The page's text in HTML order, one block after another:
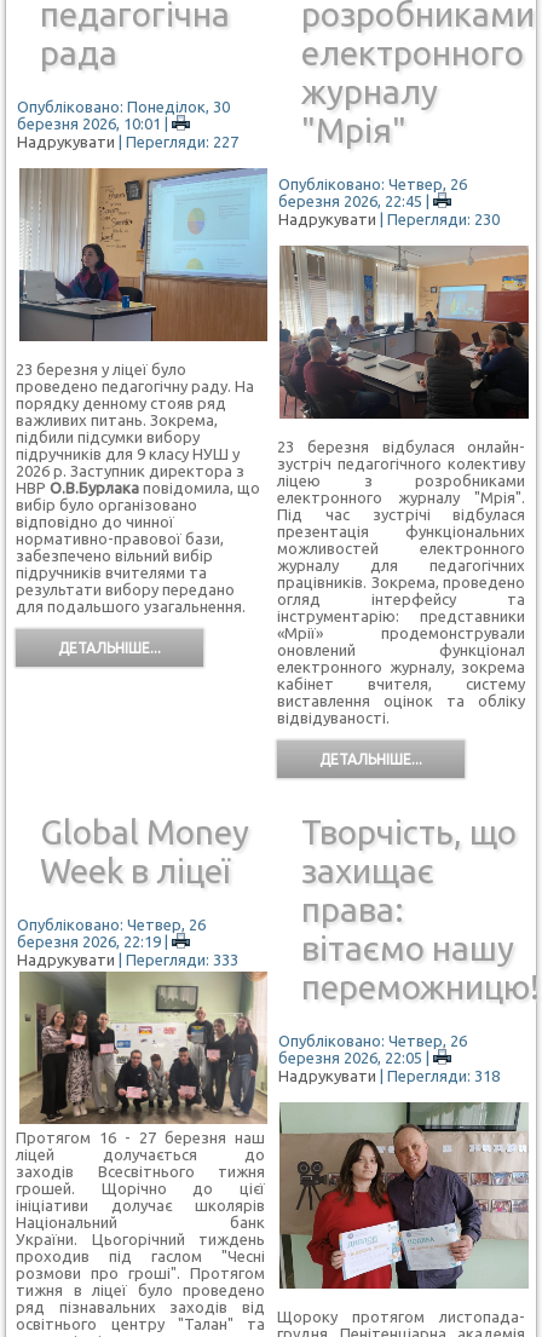
педагогічна
рада
Опубліковано: Понеділок, 30
березня 2026, 10:01 |
Надрукувати | Перегляди: 227
23 березня у ліцеї було
проведено педагогічну раду. На
порядку денному стояв ряд
важливих питань. Зокрема,
підбили підсумки вибору
підручників для 9 класу НУШ у
2026 р. Заступник директора з
НВРО.В.Бурлака повідомила, що
вибір було організовано
відповідно до чинної
нормативно-правової бази,
забезпечено вільний вибір
підручників вчителями та
результати вибору передано
для подальшого узагальнення.
ДЕТАЛЬНІШЕ...
розробниками
електронного
журналу
"Мрія"
Опубліковано: Четвер, 26
березня 2026, 22:45 |
Надрукувати | Перегляди: 230
23 березня відбулася онлайн-
зустріч педагогічного колективу
ліцею з розробниками
електронного журналу "Мрія".
Під час зустрічі відбулася
презентація функціональних
можливостей електронного
журналу для педагогічних
працівників. Зокрема, проведено
огляд інтерфейсу та
інструментарію: представники
«Мрії» продемонстрували
оновлений функціонал
електронного журналу, зокрема
кабінет вчителя, систему
виставлення оцінок та обліку
відвідуваності.
ДЕТАЛЬНІШЕ...
Global Money
Week в ліцеї
Опубліковано: Четвер, 26
березня 2026, 22:19 |
Надрукувати | Перегляди: 333
Протягом 16 - 27 березня наш
ліцей долучається до
заходів Всесвітнього тижня
грошей. Щорічно до цієї
ініціативи долучає школярів
Національний банк
України. Цьогорічний тиждень
проходив під гаслом "Чесні
розмови про гроші". Протягом
тижня в ліцеї було проведено
ряд пізнавальних заходів від
освітнього центру "Талан" та
Творчість, що
захищає
права:
вітаємо нашу
переможницю!
Опубліковано: Четвер, 26
березня 2026, 22:05 |
Надрукувати | Перегляди: 318
Щороку протягом листопада-
грудня Пенітенціарна академія